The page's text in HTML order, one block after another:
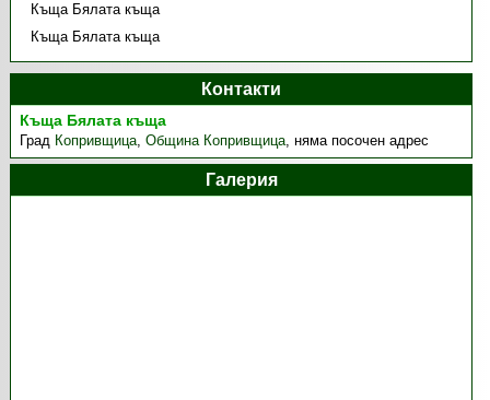
Къща Бялата къща
Къща Бялата къща
Контакти
Къща Бялата къща
Град Копривщица,Община Копривщица,няма посочен адрес
Галерия